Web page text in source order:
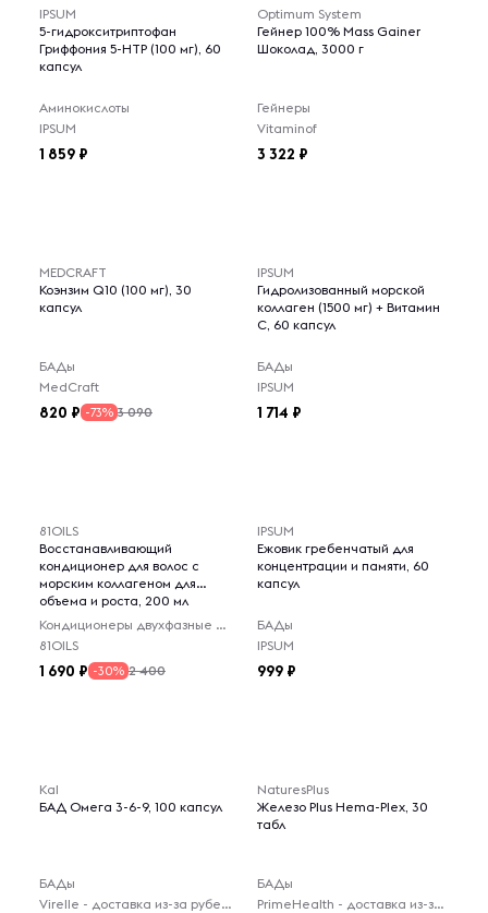
IPSUM
5-гидрокситриптофан
Гриффония 5-НТР (100 мг), 60
капсул
Аминокислоты
IPSUM
1 859
Optimum System
Гейнер 100% Mass Gainer
Шоколад, 3000 г
Гейнеры
Vitaminof
3 322
MEDCRAFT
Коэнзим Q10 (100 мг), 30
капсул
БАДы
MedCraft
820 -73% 3 090
IPSUM
Гидролизованный морской
коллаген (1500 мг) + Витамин
C, 60 капсул
БАДы
IPSUM
1 714
81OILS
Восстанавливающий
кондиционер для волос с
морским коллагеном для
объема и роста, 200 мл
Кондиционеры двухфазные для волос
81OILS
1 690 -30% 2 400
IPSUM
Ежовик гребенчатый для
концентрации и памяти, 60
капсул
БАДы
IPSUM
999
Kal
БАД Омега 3-6-9, 100 капсул
БАДы
Virelle - доставка из-за рубежа
NaturesPlus
Железо Plus Hema-Plex, 30
табл
БАДы
PrimeHealth - доставка из-за рубежа